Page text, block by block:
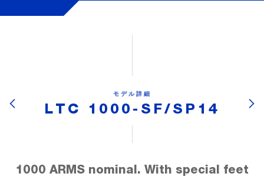
モデル詳細
LTC 1000-SF/SP14
1000 ARMS nominal. With special feet